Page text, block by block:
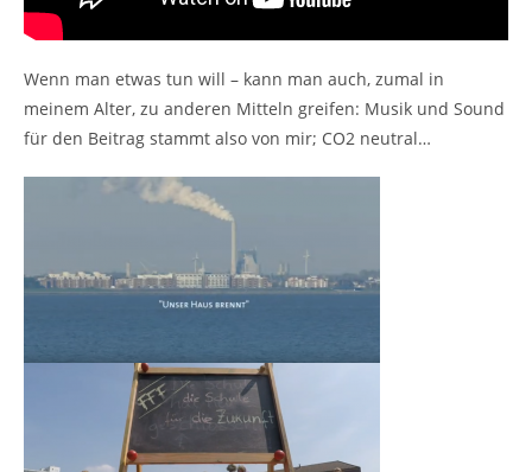
Wenn man etwas tun will – kann man auch, zumal in
meinem Alter, zu anderen Mitteln greifen: Musik und Sound
für den Beitrag stammt also von mir; CO2 neutral…